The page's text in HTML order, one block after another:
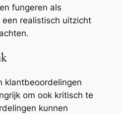
fungeren als
realistisch uitzicht
klantbeoordelingen
om ook kritisch te
kunnen